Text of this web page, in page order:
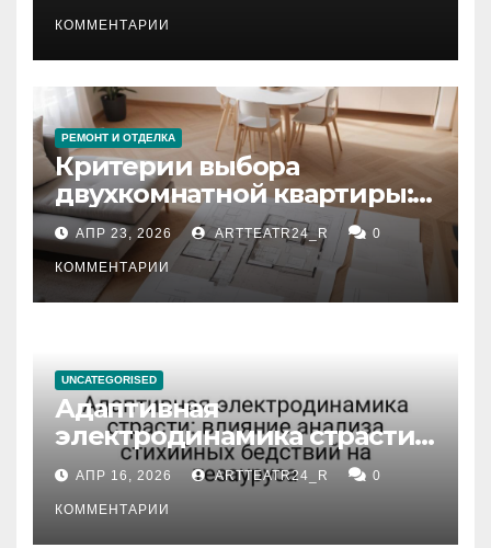
КОММЕНТАРИИ
РЕМОНТ И ОТДЕЛКА
Критерии выбора
двухкомнатной квартиры:
планировка, площадь,
состояние и документация
АПР 23, 2026 ARTTEATR24_R 0
КОММЕНТАРИИ
UNCATEGORISED
Адаптивная
электродинамика страсти:
влияние анализа
стихийных бедствий на
тезауруса
АПР 16, 2026 ARTTEATR24_R 0
КОММЕНТАРИИ